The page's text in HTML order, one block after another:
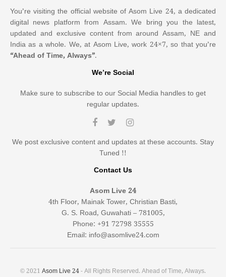
You’re visiting the official website of Asom Live 24, a dedicated
digital news platform from Assam. We bring you the latest,
updated and exclusive content from around Assam, NE and
India as a whole. We, at Asom Live, work 24×7, so that you’re
“Ahead of Time, Always”.
We’re Social
Make sure to subscribe to our Social Media handles to get
regular updates.
We post exclusive content and updates at these accounts. Stay
Tuned !!
Contact Us
Asom Live 24
4th Floor, Mainak Tower, Christian Basti,
G. S. Road, Guwahati – 781005,
Phone: +91 72798 35555
Email: info@asomlive24.com
© 2021 Asom Live 24- All Rights Reserved. Ahead of Time, Always.